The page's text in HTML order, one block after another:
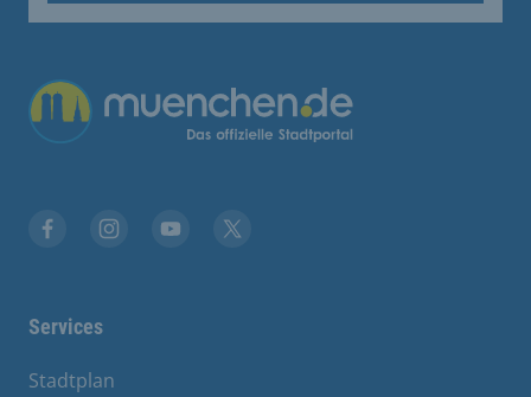
Übergreifende Links
Services
Stadtplan